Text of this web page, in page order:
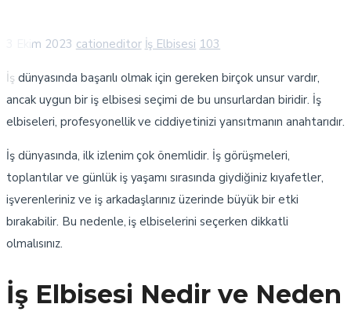
3 Ekim 2023 cationeditor İş Elbisesi 103
İş dünyasında başarılı olmak için gereken birçok unsur vardır,
ancak uygun bir iş elbisesi seçimi de bu unsurlardan biridir. İş
elbiseleri, profesyonellik ve ciddiyetinizi yansıtmanın anahtarıdır.
İş dünyasında, ilk izlenim çok önemlidir. İş görüşmeleri,
toplantılar ve günlük iş yaşamı sırasında giydiğiniz kıyafetler,
işverenleriniz ve iş arkadaşlarınız üzerinde büyük bir etki
bırakabilir. Bu nedenle, iş elbiselerini seçerken dikkatli
olmalısınız.
İş Elbisesi Nedir ve Neden